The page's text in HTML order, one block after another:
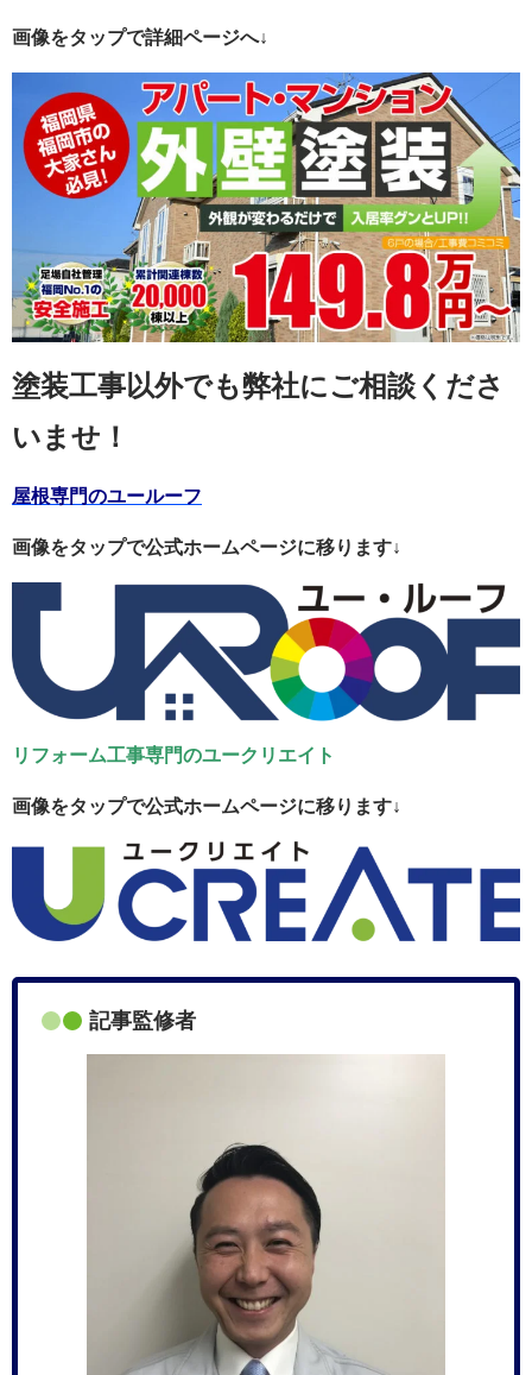
画像をタップで詳細ページへ↓
塗装工事以外でも弊社にご相談くださ
いませ！
屋根専門のユールーフ
画像をタップで公式ホームページに移ります↓
リフォーム工事専門のユークリエイト
画像をタップで公式ホームページに移ります↓
記事監修者